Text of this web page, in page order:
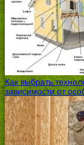
Как выбрать
зависимости от